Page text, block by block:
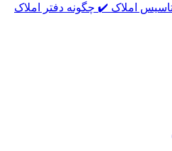
املاک ✔️ چگونه دفتر املاک